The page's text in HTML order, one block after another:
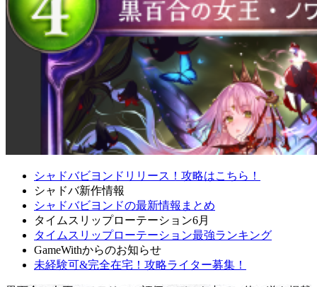
シャドバビヨンドリリース！攻略はこちら！
シャドバ新作情報
シャドバビヨンドの最新情報まとめ
タイムスリップローテーション6月
タイムスリップローテーション最強ランキング
GameWithからのお知らせ
未経験可&完全在宅！攻略ライター募集！